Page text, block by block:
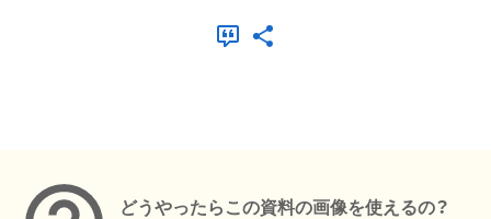
どうやったらこの資料の画像を使えるの？